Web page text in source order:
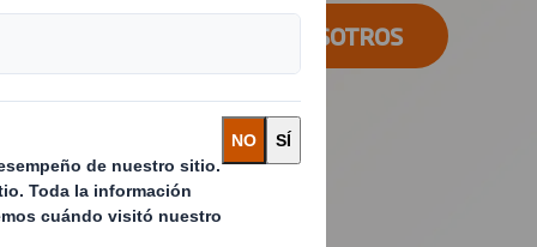
CONTACTA CON NOSOTROS